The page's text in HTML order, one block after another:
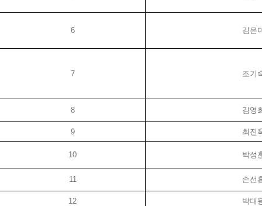
6 김은
7 조기
8 김영
9 최진
10 박성
11 손선
12 박대